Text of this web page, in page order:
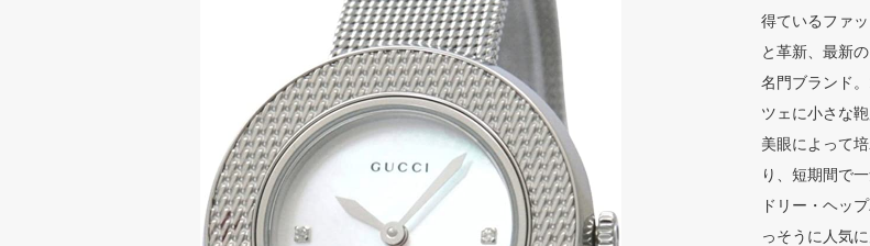
得ているファ
と革新、最新
名門ブランド
ツェに小さな
美眼によって
り、短期間で
ドリー・ヘッ
っそうに人気